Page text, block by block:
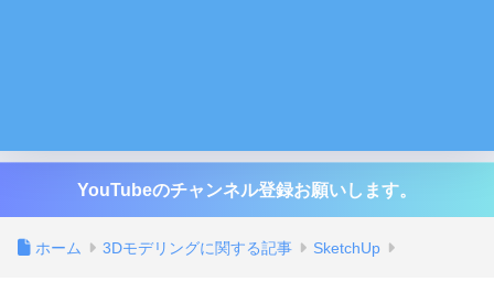
YouTubeのチャンネル登録お願いします。
ホーム 3Dモデリングに関する記事 SketchUp